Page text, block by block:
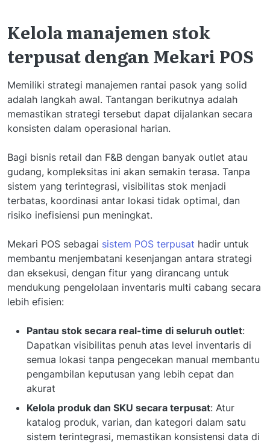
Kelola manajemen stok
terpusat dengan Mekari POS
Memiliki strategi manajemen rantai pasok yang solid
adalah langkah awal. Tantangan berikutnya adalah
memastikan strategi tersebut dapat dijalankan secara
konsisten dalam operasional harian.
Bagi bisnis retail dan F&B dengan banyak outlet atau
gudang, kompleksitas ini akan semakin terasa. Tanpa
sistem yang terintegrasi, visibilitas stok menjadi
terbatas, koordinasi antar lokasi tidak optimal, dan
risiko inefisiensi pun meningkat.
Mekari POS sebagai sistem POS terpusat hadir untuk
membantu menjembatani kesenjangan antara strategi
dan eksekusi, dengan fitur yang dirancang untuk
mendukung pengelolaan inventaris multi cabang secara
lebih efisien:
Pantau stok secara real-time di seluruh outlet:
Dapatkan visibilitas penuh atas level inventaris di
semua lokasi tanpa pengecekan manual membantu
pengambilan keputusan yang lebih cepat dan
akurat
Kelola produk dan SKU secara terpusat: Atur
katalog produk, varian, dan kategori dalam satu
sistem terintegrasi, memastikan konsistensi data di